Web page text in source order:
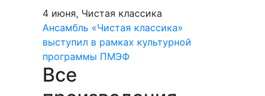
4 июня, Чистая классика
Ансамбль «Чистая классика»
выступил в рамках культурной
программы ПМЭФ
Все